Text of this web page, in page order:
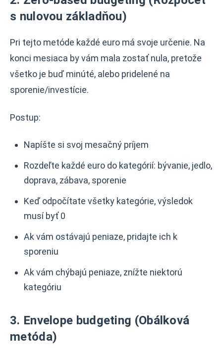
s nulovou základňou)
Pri tejto metóde každé euro má svoje určenie. Na
konci mesiaca by vám mala zostať nula, pretože
všetko je buď minúté, alebo pridelené na
sporenie/investície.
Postup:
Napíšte si svoj mesačný príjem
Rozdeľte každé euro do kategórií: bývanie, jedlo,
doprava, zábava, sporenie
Keď odpočítate všetky kategórie, výsledok
musí byť 0
Ak vám ostávajú peniaze, pridajte ich k
sporeniu
Ak vám chýbajú peniaze, znížte niektorú
kategóriu
3. Envelope budgeting (Obálková
metóda)